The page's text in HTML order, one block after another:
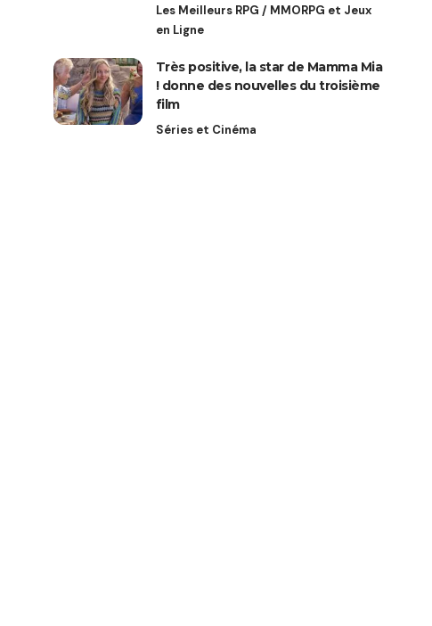
Les Meilleurs RPG / MMORPG et Jeux
en Ligne
Très positive, la star de Mamma Mia
! donne des nouvelles du troisième
film
Séries et Cinéma